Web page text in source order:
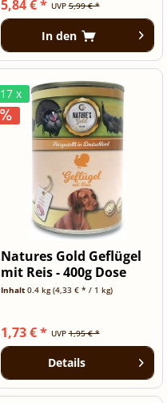
UVP5,99 € *
5,84 € *
In den
17 x
Natures Gold Geflügel
mit Reis - 400g Dose
Inhalt 0.4 kg(4,33 € * / 1 kg)
UVP1,95 € *
1,73 € *
Details